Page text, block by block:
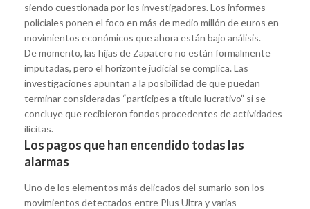
siendo cuestionada por los investigadores. Los informes
policiales ponen el foco en más de medio millón de euros en
movimientos económicos que ahora están bajo análisis.
De momento, las hijas de Zapatero no están formalmente
imputadas, pero el horizonte judicial se complica. Las
investigaciones apuntan a la posibilidad de que puedan
terminar consideradas “partícipes a título lucrativo” si se
concluye que recibieron fondos procedentes de actividades
ilícitas.
Los pagos que han encendido todas las
alarmas
Uno de los elementos más delicados del sumario son los
movimientos detectados entre Plus Ultra y varias